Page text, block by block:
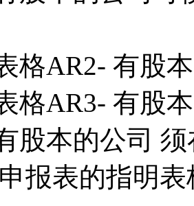
格AR2- 有股
格AR3- 有股
股本的公司 须
报表的指明